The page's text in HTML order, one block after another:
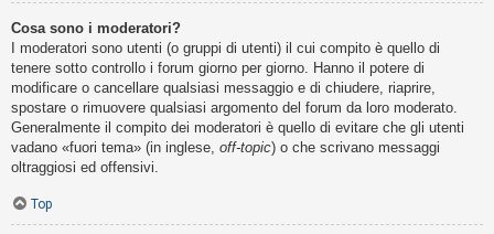
Cosa sono i moderatori?
I moderatori sono utenti (o gruppi di utenti) il cui compito è quello di
tenere sotto controllo i forum giorno per giorno. Hanno il potere di
modificare o cancellare qualsiasi messaggio e di chiudere, riaprire,
spostare o rimuovere qualsiasi argomento del forum da loro moderato.
Generalmente il compito dei moderatori è quello di evitare che gli utenti
vadano «fuori tema» (in inglese, off-topic) o che scrivano messaggi
oltraggiosi ed offensivi.
Top